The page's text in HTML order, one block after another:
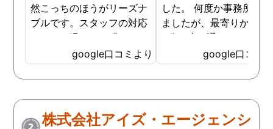
然こっちのほうがリーズナ
ブルです。スタッフの対応
なんかも温かみを感じま
す。はじめからこちらにす
ればよかったです😢 …
google口コミより
した。 何度か事務所に
ましたが、最寄りから徒
3分程度で通いやすかっ
google口コミ
株式会社アイズ・エージェンシ